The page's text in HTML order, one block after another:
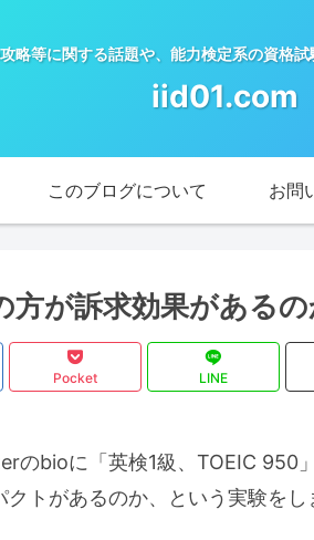
略等に関する話題や、能力検定系の資格
iid01.com
このブログについて お問
が訴求効果がある
Pocket LINE
のbioに「英検1級、TOEIC 950
トがあるのか、という実験をし